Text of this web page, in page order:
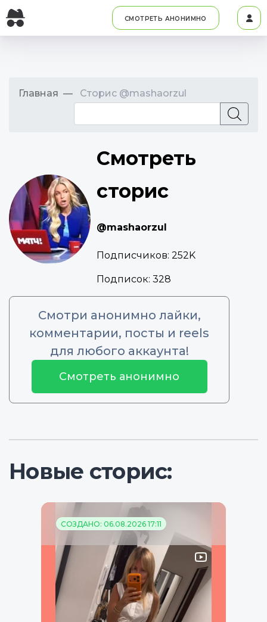
СМОТРЕТЬ АНОНИМНО
Главная Сторис @mashaorzul
Смотреть
сторис
@mashaorzul
Подписчиков: 252K
Подписок: 328
Смотри анонимно лайки,
комментарии, посты и reels
для любого аккаунта!
Смотреть анонимно
Новые сторис:
СОЗДАНО: 06.08.2026 17:11